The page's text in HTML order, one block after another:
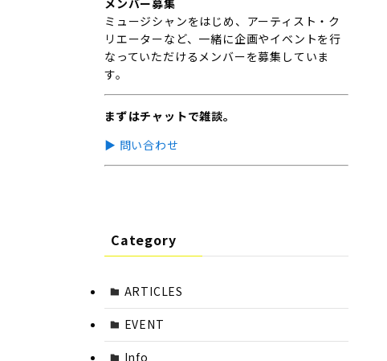
ミュージシャンをはじめ、アーティスト・ク
リエーターなど、一緒に企画やイベントを行
なっていただけるメンバーを募集していま
す。
まずはチャットで雑談。
▶︎ 問い合わせ
Category
ARTICLES
EVENT
Info